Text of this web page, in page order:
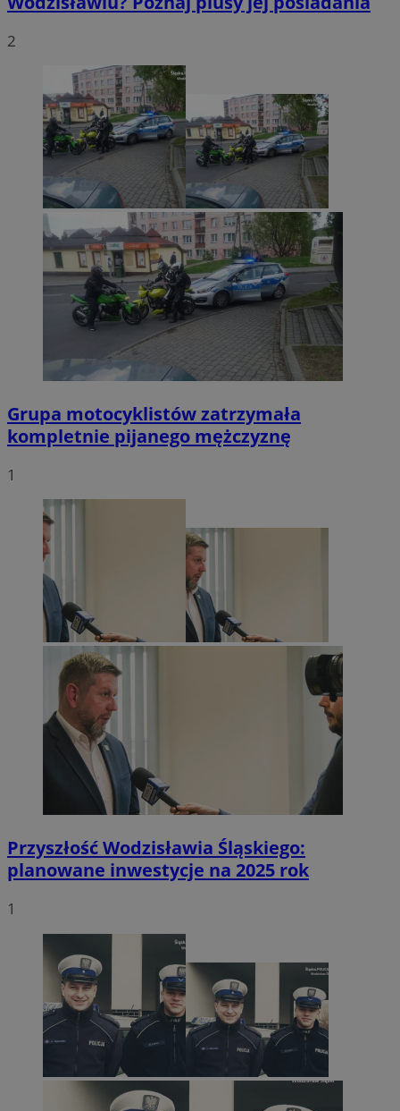
2
Grupa motocyklistów zatrzymała
kompletnie pijanego mężczyznę
1
Przyszłość Wodzisławia Śląskiego:
planowane inwestycje na 2025 rok
1